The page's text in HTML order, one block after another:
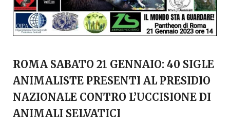
ROMA SABATO 21 GENNAIO: 40 SIGLE
ANIMALISTE PRESENTI AL PRESIDIO
NAZIONALE CONTRO L’UCCISIONE DI
ANIMALI SELVATICI